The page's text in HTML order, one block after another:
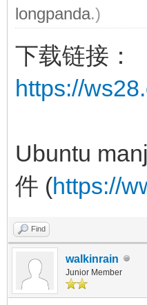
longpanda.)
下载链接：
https://
Ubuntu
件 (https://
Find
walkinrain
Junior Member